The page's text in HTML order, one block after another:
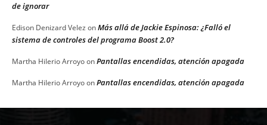
de ignorar
Edison Denizard Velez onMás allá de Jackie Espinosa: ¿Falló el
sistema de controles del programa Boost 2.0?
Martha Hilerio ArroyoonPantallas encendidas, atención apagada
Martha Hilerio ArroyoonPantallas encendidas, atención apagada